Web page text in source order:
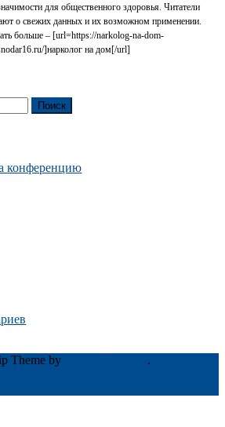
для общественного здоровья. Читатели
о свежих данных и их возможном применении.
больше – [url=https://narkolog-na-dom-
]нарколог на дом[/url]
конференцию
Theme by .